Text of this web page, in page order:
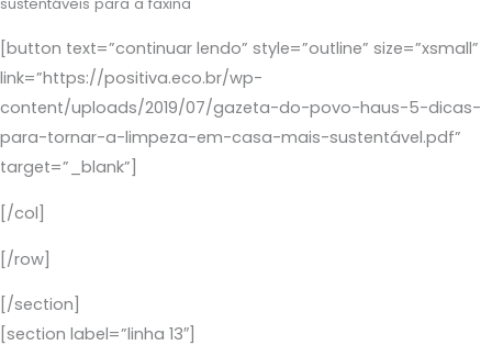
[button text=”continuar lendo” style=”outline” size=”xsmall”
link=”https://positiva.eco.br/wp-
content/uploads/2019/07/gazeta-do-povo-haus-5-dicas-
para-tornar-a-limpeza-em-casa-mais-sustentável.pdf”
target=”_blank”]
[/col]
[/row]
[/section]
[section label=”linha 13″]